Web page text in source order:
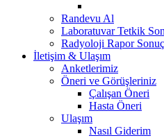
Randevu Al
Laboratuvar Tetkik
Radyoloji Rapor
İletişim & Ulaşım
Anketlerimiz
Öneri ve Görüşleriniz
Çalışan Öneri
Hasta Öneri
Ulaşım
Nasıl Giderim